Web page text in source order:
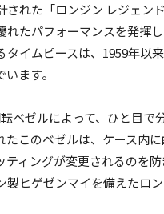
された「ロンジン レジェン
れたパフォーマンスを発揮
タイムピースは、1959年以
ます。
ベゼルによって、ひと目で
たこのベゼルは、ケース内
ティングが変更されるのを
製ヒゲゼンマイを備えたロ